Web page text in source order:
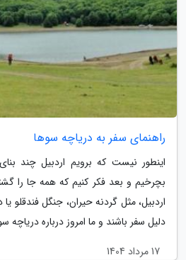
راهنمای سفر به دریاچه سوها
اینطور نیست که برویم اردبیل چند
بچرخیم و بعد فکر کنیم که همه جا را
اردبیل، مثل گردنه حیران، جنگل فندقلو
دلیل سفر باشند و ما امروز درباره دریاچه
17 مرداد 1404